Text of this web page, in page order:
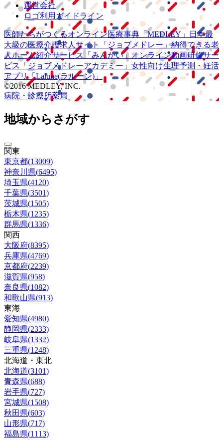
運営会社
ロゴ利用ガイドライン
医師たちがつくるオンライン医療事典 「MEDLEY」
日本最
大級の医療介護求人サイト 「ジョブメドレー」納得できる老
人ホーム紹介サービス
「みんかい」 オンライン動画研修サー
ビス
「ジョブメドレーアカデミー」 女性向け生理予測・妊活
アプリ「Lalune(ラルーン)」
©2016 MEDLEY, INC.
病院・診療所薬局
地域からさがす
関東
東京都(13009)
神奈川県(6495)
埼玉県(4120)
千葉県(3501)
茨城県(1505)
栃木県(1235)
群馬県(1336)
関西
大阪府(8395)
兵庫県(4769)
京都府(2239)
滋賀県(958)
奈良県(1082)
和歌山県(913)
東海
愛知県(4980)
静岡県(2333)
岐阜県(1332)
三重県(1248)
北海道・東北
北海道(3101)
青森県(688)
岩手県(727)
宮城県(1508)
秋田県(603)
山形県(717)
福島県(1113)